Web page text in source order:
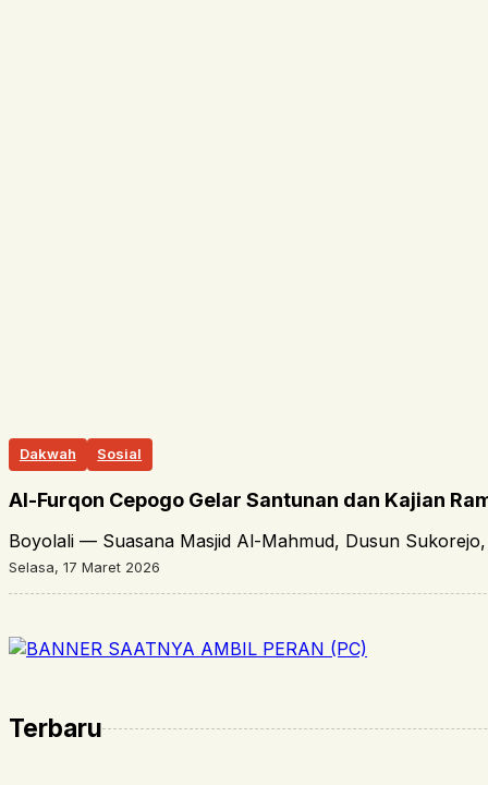
Dakwah Sosial
Al-Furqon Cepogo Gelar Santunan dan Kajian
Boyolali — Suasana Masjid Al-Mahmud, Dusun
Selasa, 17 Maret 2026
Terbaru